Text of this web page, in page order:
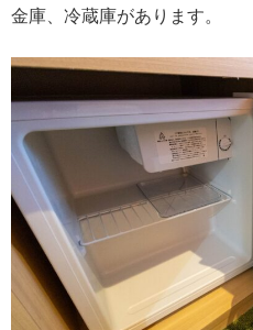
金庫、冷蔵庫があります。